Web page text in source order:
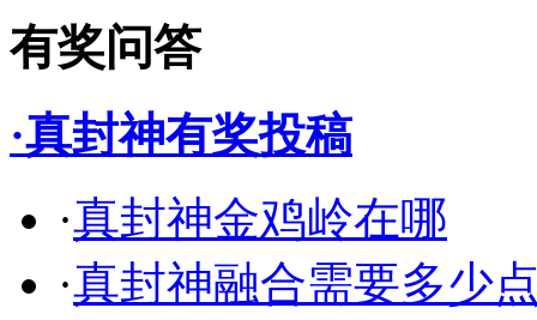
有奖问答
·真封神有奖投稿
·真封神金鸡岭在哪
·真封神融合需要多少